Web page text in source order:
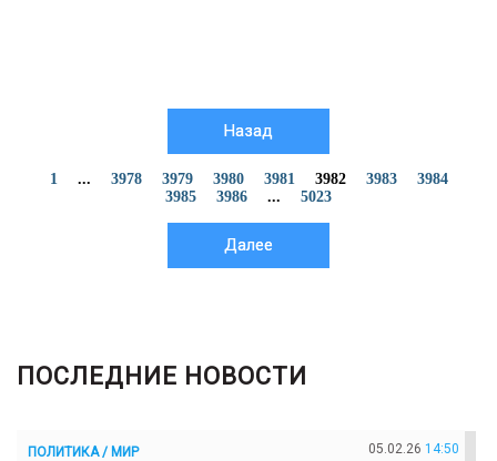
Назад
1 ... 3978 3979 3980 3981 3982 3983
3984
3985
3986 ... 5023
Далее
ПОСЛЕДНИЕ НОВОСТИ
ПОЛИТИКА / МИР 05.02.26 14:50